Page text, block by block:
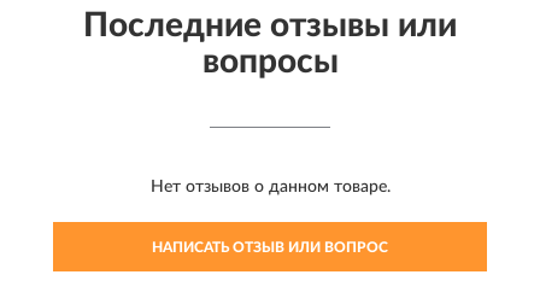
Последние отзывы или
вопросы
Нет отзывов о данном товаре.
НАПИСАТЬ ОТЗЫВ ИЛИ ВОПРОС